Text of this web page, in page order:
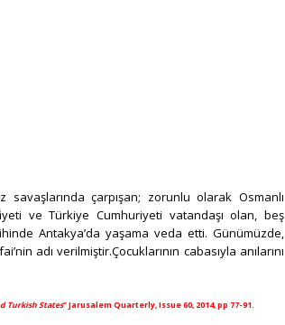
savaşlarında çarpışan; zorunlu olarak Osmanlı
ve Türkiye Cumhuriyeti vatandaşı olan, beş
Antakya’da yaşama veda etti. Günümüzde,
adı verilmiştir.Çocuklarının cabasıyla anılarını
Turkish States” Jarusalem Quarterly, Issue 60, 2014, pp 77-91.